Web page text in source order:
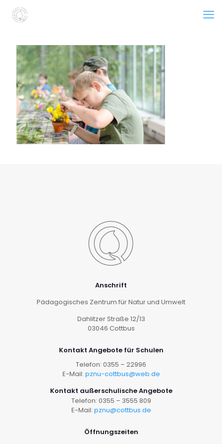
Anschrift
Pädagogisches Zentrum für Natur und Umwelt
Dahlitzer Straße 12/13
03046 Cottbus
Kontakt Angebote für Schulen
Telefon: 0355 – 22996
E-Mail: pznu-cottbus@web.de
Kontakt außerschulische Angebote
Telefon: 0355 – 3555 809
E-Mail: pznu@cottbus.de
Öffnungszeiten